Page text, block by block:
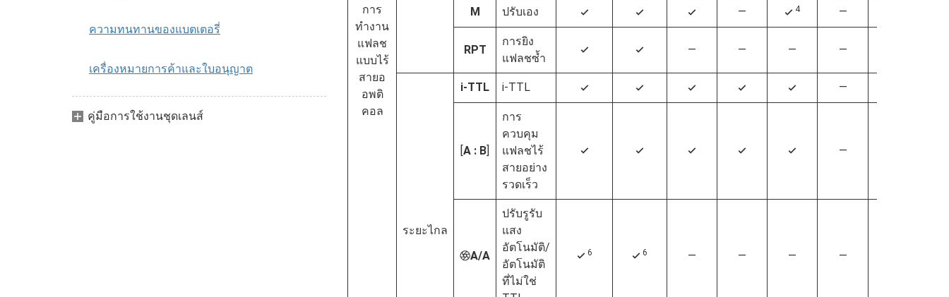
ความทนทานของแบตเตอรี่
เครื่องหมายการค้าและใบอนุญาต
คู่มือการใช้งานชุดเลนส์
การ
ทำงาน
แฟลช
แบบไร้
สายอ
อพติ
คอล
M ปรับเอง 4 4 4 — 4 4 —
RPT
การยิง
แฟลชซ้ำ
4 4 — — — —
ระยะไกล
i‑TTL i‑TTL 4 4 4 4 4 —
[A : B]
การ
ควบคุม
แฟลชไร้
สายอย่าง
รวดเร็ว
4 4 4 4 4 —
qA/A
ปรับรูรับ
แสง
อัตโนมัติ/
อัตโนมัติ
ที่ไม่ใช่
4 6 4 6 — — — —